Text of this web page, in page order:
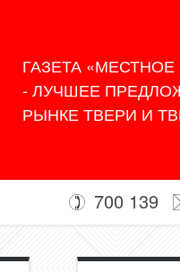
ГАЗЕТА
- ЛУЧШЕЕ
РЫНКЕ ТВЕРИ И
700 139